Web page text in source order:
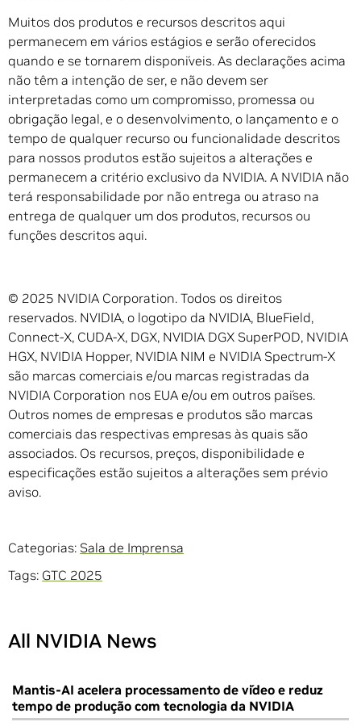
Muitos dos produtos e recursos descritos aqui
permanecem em vários estágios e serão oferecidos
quando e se tornarem disponíveis. As declarações acima
não têm a intenção de ser, e não devem ser
interpretadas como um compromisso, promessa ou
obrigação legal, e o desenvolvimento, o lançamento e o
tempo de qualquer recurso ou funcionalidade descritos
para nossos produtos estão sujeitos a alterações e
permanecem a critério exclusivo da NVIDIA. A NVIDIA não
terá responsabilidade por não entrega ou atraso na
entrega de qualquer um dos produtos, recursos ou
funções descritos aqui.
© 2025 NVIDIA Corporation. Todos os direitos
reservados. NVIDIA, o logotipo da NVIDIA, BlueField,
Connect-X, CUDA-X, DGX, NVIDIA DGX SuperPOD, NVIDIA
HGX, NVIDIA Hopper, NVIDIA NIM e NVIDIA Spectrum-X
são marcas comerciais e/ou marcas registradas da
NVIDIA Corporation nos EUA e/ou em outros países.
Outros nomes de empresas e produtos são marcas
comerciais das respectivas empresas às quais são
associados. Os recursos, preços, disponibilidade e
especificações estão sujeitos a alterações sem prévio
aviso.
Categorias: Sala de Imprensa
Tags: GTC 2025
All NVIDIA News
Mantis-AI acelera processamento de vídeo e reduz
tempo de produção com tecnologia da NVIDIA